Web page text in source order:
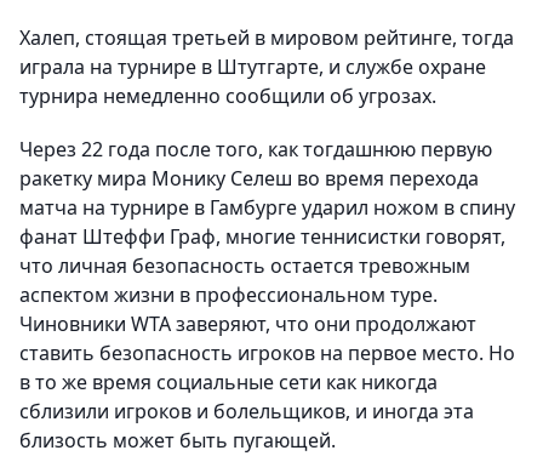
Халеп, стоящая третьей в мировом рейтинге, тогда
играла на турнире в Штутгарте, и службе охране
турнира немедленно сообщили об угрозах.
Через 22 года после того, как тогдашнюю первую
ракетку мира Монику Селеш во время перехода
матча на турнире в Гамбурге ударил ножом в спину
фанат Штеффи Граф, многие теннисистки говорят,
что личная безопасность остается тревожным
аспектом жизни в профессиональном туре.
Чиновники WTA заверяют, что они продолжают
ставить безопасность игроков на первое место. Но
в то же время социальные сети как никогда
сблизили игроков и болельщиков, и иногда эта
близость может быть пугающей.